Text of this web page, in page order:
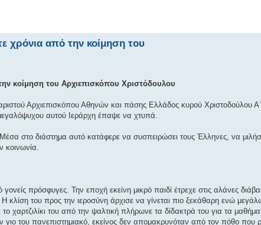
χρόνια από την κοίμηση του
κοίμηση του Αρχιεπισκόπου Χριστόδουλου
Αρχιεπισκόπου Αθηνών και πάσης Ελλάδος κυρού Χριστοδούλου
αυτού Ιεράρχη έπαψε να χτυπά.
στο διάστημα αυτό κατάφερε να συσπειρώσει τους Έλληνες, να
κοινωνία.
πρόσφυγες. Την εποχή εκείνη μικρό παιδί έτρεχε στις αλάνες
του προς την ιεροσύνη άρχισε να γίνεται πιο ξεκάθαρη ενώ
χαρτζιλίκι του από την ψαλτική πλήρωνε τα δίδακτρά του για τα
του πανεπιστημιακό, εκείνος δεν απομακρυνόταν από τον πόθο που